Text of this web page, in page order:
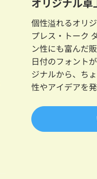
オリジナル卓
個性溢れるオリ
プレス・トーク
ン性にも富んだ
日付のフォント
ジナルから、ち
性やアイデアを